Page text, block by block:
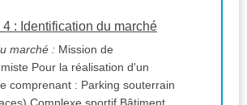
4 : Identification du marché
marché : Mission de
d'un
: Parking souterrain